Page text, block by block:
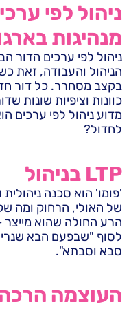
ניהול לפי
מנהיגות
ניהול לפי ערכים הדור
הניהול והעבודה, זאת
בקצב מסחרר. כל דור
כוונות וציפיות שונות
מדוע ניהול לפי ערכים
לחדול?
LTP בניהול
'פומו' הוא סכנה
של האולי, הרחוק ומה
הרע החולה שהוא מייצר
לסוף "שבפעם הבא
סבא וסבתא".
העוצמה הרכה